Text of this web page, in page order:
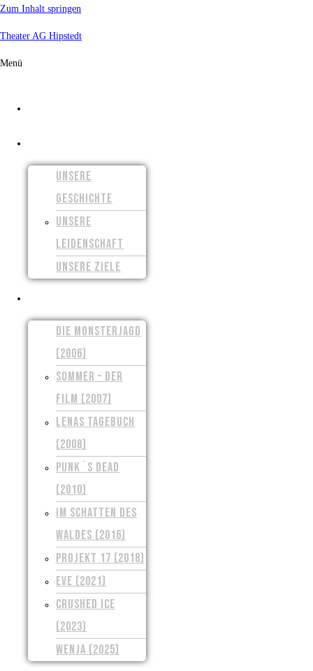
Zum Inhalt springen
Theater AG Hipstedt
Menü
UNSERE
GESCHICHTE
UNSERE
LEIDENSCHAFT
UNSERE ZIELE
DIE MONSTERJAGD
(2006)
SOMMER – DER
FILM (2007)
LENAS TAGEBUCH
(2008)
PUNK´S DEAD
(2010)
IM SCHATTEN DES
WALDES (2016)
PROJEKT 17 (2018)
EVE (2021)
CRUSHED ICE
(2023)
WENJA (2025)